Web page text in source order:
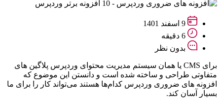
9 اسفند 1401
6 دقیقه
بدون نظر
برای CMS یا همان سیستم مدیریت محتوای وردپرس پلاگین های
متفاوتی طراحی و ساخته شده است و دانستن این موضوع که
افزونه های ضروری وردپرس کدام‌ها هستند می‌تواند کار را برای ما
بسیار آسان کند.